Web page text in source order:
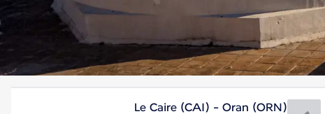
Le Caire (CAI) - Oran (ORN)